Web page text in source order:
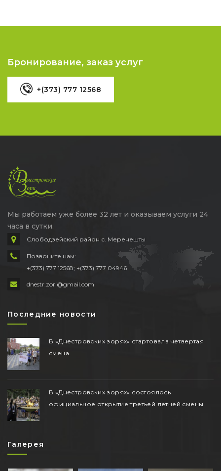
Бронирование, заказ услуг
+(373) 777 12568
Мы работаем уже более 32 лет и оказываем услуги 24
часа в сутки.
Слободзейский район с. Меренешты
Позвоните нам:
+(373) 777 12568; +(373) 777 04946
dnestr.zori@gmail.com
Последние новости
В «Днестровских зорях» стартовала четвертая
смена
В «Днестровских зорях» состоялось
официальное открытие третьей летней смены
Галерея